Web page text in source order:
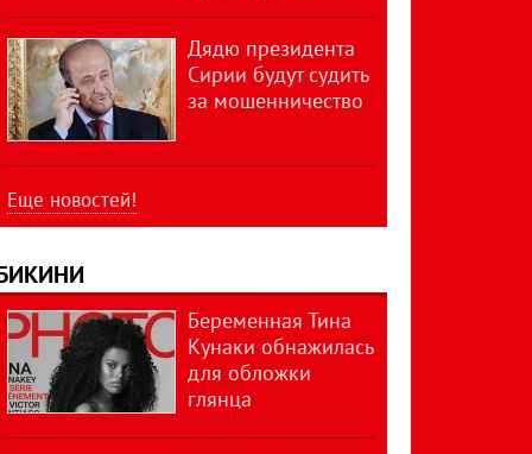
Дядю президента
Сирии будут судить
за мошенничество
Еще новостей!
Беременная Тина
Кунаки обнажилась
для обложки
глянца